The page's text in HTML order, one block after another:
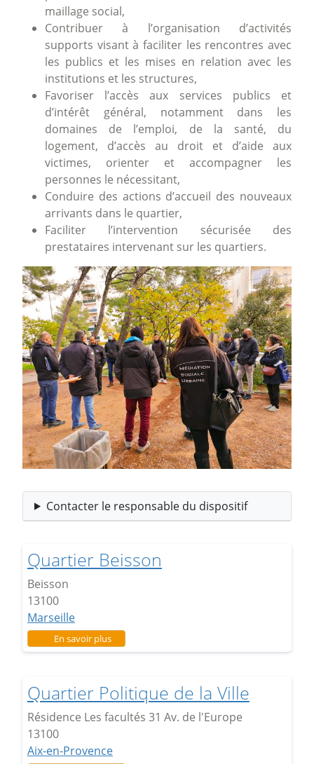
maillage social,
Contribuer à l’organisation d’activités
supports visant à faciliter les rencontres avec
les publics et les mises en relation avec les
institutions et les structures,
Favoriser l’accès aux services publics et
d’intérêt général, notamment dans les
domaines de l’emploi, de la santé, du
logement, d’accès au droit et d’aide aux
victimes, orienter et accompagner les
personnes le nécessitant,
Conduire des actions d’accueil des nouveaux
arrivants dans le quartier,
Faciliter l’intervention sécurisée des
prestataires intervenant sur les quartiers.
Image
Contacter le responsable du dispositif
Quartier Beisson
Beisson
13100
Marseille
En savoir plussur Quartier Beisson
Quartier Politique de la Ville
Résidence Les facultés 31 Av. de l'Europe
13100
Aix-en-Provence